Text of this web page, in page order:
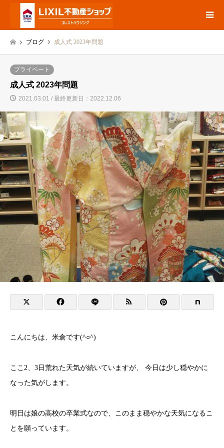
ブログ 成人式 2023年問題
プライベート
成人式 2023年問題
2021.03.01 / 最終更新日：2022.12.06
こんにちは、米倉です(^○^)
ここ2、3日荒れた天気が続いていますが、 今日は少し穏やかに
なった気がします。
明日は娘の高校の卒業式なので、このまま穏やかな天気になるこ
とを願っています。